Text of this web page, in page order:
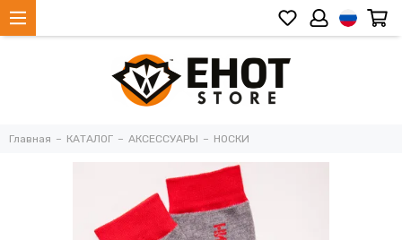
Главная КАТАЛОГ АКСЕССУАРЫ НОСКИ